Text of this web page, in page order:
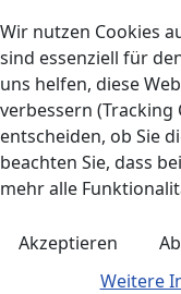
Wir nutzen Cookies
sind essenziell für
uns helfen, diese
verbessern (Tracking
entscheiden, ob Sie
beachten Sie, dass
mehr alle
Akzeptieren
Weitere